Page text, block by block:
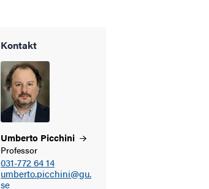
Kontakt
Umberto Picchini
Professor
031-772 64 14
umberto.picchini@gu.
se